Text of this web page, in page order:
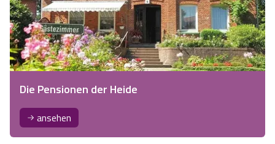
Die Pensionen der Heide
ansehen